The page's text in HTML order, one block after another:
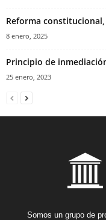
Reforma
8 enero, 2025
Principio de
25 enero, 2023
Somos un grupo de